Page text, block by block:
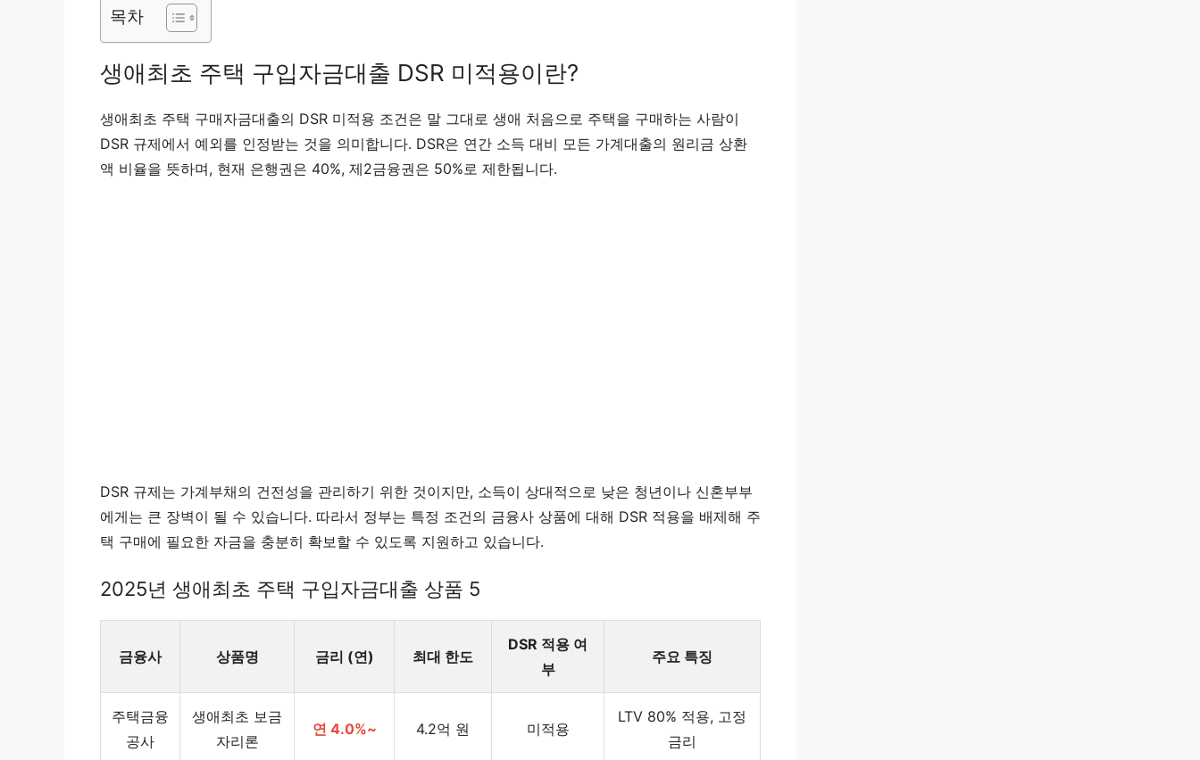
목차
생애최초 주택 구입자금대출 DSR 미적용이란?
생애최초 주택 구매자금대출의 DSR 미적용 조건은 말 그대로 생애 처음으로 주택을 구매하는 사람이
DSR 규제에서 예외를 인정받는 것을 의미합니다. DSR은 연간 소득 대비 모든 가계대출의 원리금 상환
액 비율을 뜻하며, 현재 은행권은 40%, 제2금융권은 50%로 제한됩니다.
DSR 규제는 가계부채의 건전성을 관리하기 위한 것이지만, 소득이 상대적으로 낮은 청년이나 신혼부부
에게는 큰 장벽이 될 수 있습니다. 따라서 정부는 특정 조건의 금융사 상품에 대해 DSR 적용을 배제해 주
택 구매에 필요한 자금을 충분히 확보할 수 있도록 지원하고 있습니다.
2025년 생애최초 주택 구입자금대출 상품 5
금융사 상품명 금리 (연) 최대 한도
DSR 적용 여
부
주요 특징
주택금융
공사
생애최초 보금
자리론
연 4.0%~ 4.2억 원 미적용
LTV 80% 적용, 고정
금리